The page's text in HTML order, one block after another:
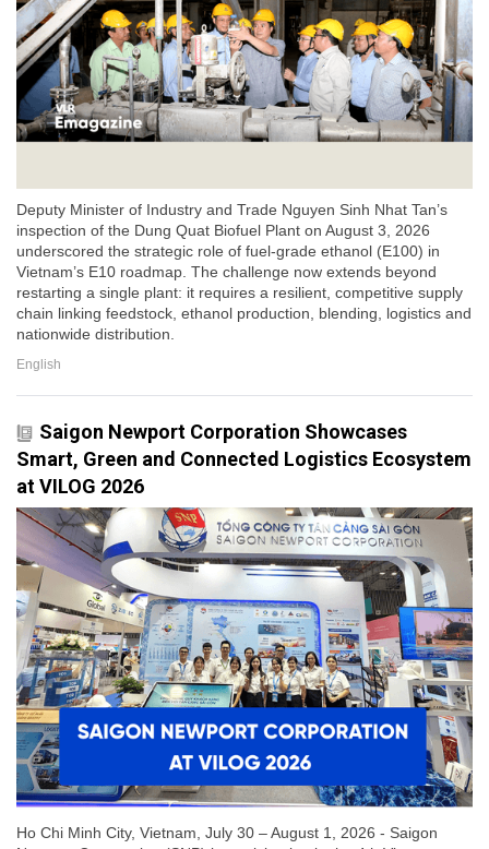
Deputy Minister of Industry and Trade Nguyen Sinh Nhat Tan’s
inspection of the Dung Quat Biofuel Plant on August 3, 2026
underscored the strategic role of fuel-grade ethanol (E100) in
Vietnam’s E10 roadmap. The challenge now extends beyond
restarting a single plant: it requires a resilient, competitive supply
chain linking feedstock, ethanol production, blending, logistics and
nationwide distribution.
English
Saigon Newport Corporation Showcases
Smart, Green and Connected Logistics Ecosystem
at VILOG 2026
Ho Chi Minh City, Vietnam, July 30 – August 1, 2026 - Saigon